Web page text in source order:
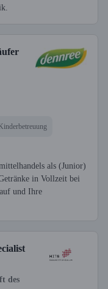
als (Junior)
in Vollzeit bei
und Ihre
des